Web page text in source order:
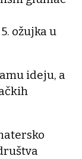
ožujka u
ideju, a